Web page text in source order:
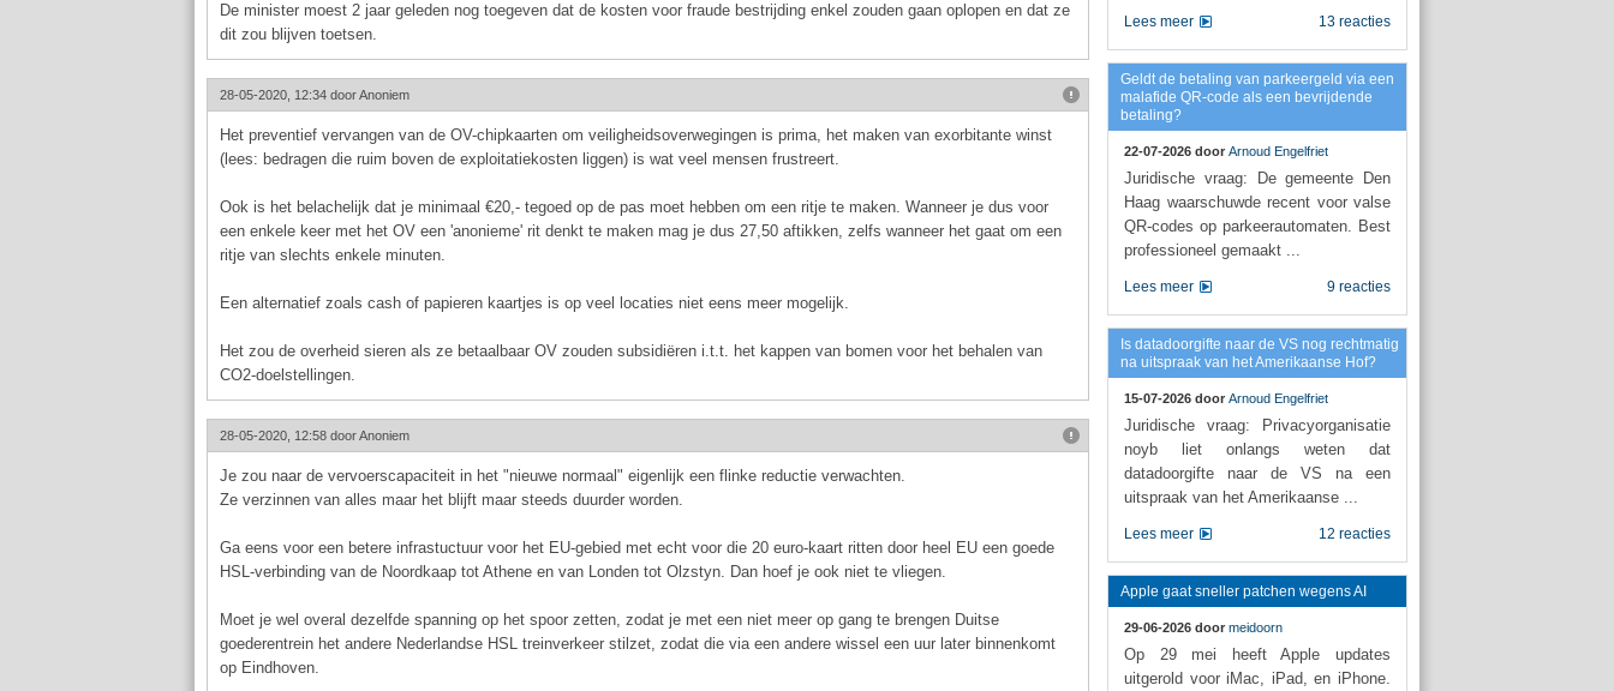
De minister moest 2 jaar geleden nog toegeven dat de kosten voor fraude bestrijding enkel zouden gaan oplopen en dat ze
dit zou blijven toetsen.
28-05-2020, 12:34 doorAnoniem
Het preventief vervangen van de OV-chipkaarten om veiligheidsoverwegingen is prima, het maken van exorbitante winst
(lees: bedragen die ruim boven de exploitatiekosten liggen) is wat veel mensen frustreert.
Ook is het belachelijk dat je minimaal €20,- tegoed op de pas moet hebben om een ritje te maken. Wanneer je dus voor
een enkele keer met het OV een 'anonieme' rit denkt te maken mag je dus 27,50 aftikken, zelfs wanneer het gaat om een
ritje van slechts enkele minuten.
Een alternatief zoals cash of papieren kaartjes is op veel locaties niet eens meer mogelijk.
Het zou de overheid sieren als ze betaalbaar OV zouden subsidiëren i.t.t. het kappen van bomen voor het behalen van
CO2-doelstellingen.
28-05-2020, 12:58 doorAnoniem
Je zou naar de vervoerscapaciteit in het "nieuwe normaal" eigenlijk een flinke reductie verwachten.
Ze verzinnen van alles maar het blijft maar steeds duurder worden.
Ga eens voor een betere infrastuctuur voor het EU-gebied met echt voor die 20 euro-kaart ritten door heel EU een goede
HSL-verbinding van de Noordkaap tot Athene en van Londen tot Olzstyn. Dan hoef je ook niet te vliegen.
Moet je wel overal dezelfde spanning op het spoor zetten, zodat je met een niet meer op gang te brengen Duitse
goederentrein het andere Nederlandse HSL treinverkeer stilzet, zodat die via een andere wissel een uur later binnenkomt
op Eindhoven.
13 reacties
Lees meer
Geldt de betaling van parkeergeld via een
malafide QR-code als een bevrijdende
betaling?
22-07-2026 door Arnoud Engelfriet
Juridische vraag: De gemeente Den
Haag waarschuwde recent voor valse
QR-codes op parkeerautomaten. Best
professioneel gemaakt ...
9 reacties
Lees meer
Is datadoorgifte naar de VS nog rechtmatig
na uitspraak van het Amerikaanse Hof?
15-07-2026 door Arnoud Engelfriet
Juridische vraag: Privacyorganisatie
noyb liet onlangs weten dat
datadoorgifte naar de VS na een
uitspraak van het Amerikaanse ...
12 reacties
Lees meer
Apple gaat sneller patchen wegens AI
29-06-2026 door meidoorn
Op 29 mei heeft Apple updates
uitgerold voor iMac, iPad, en iPhone.